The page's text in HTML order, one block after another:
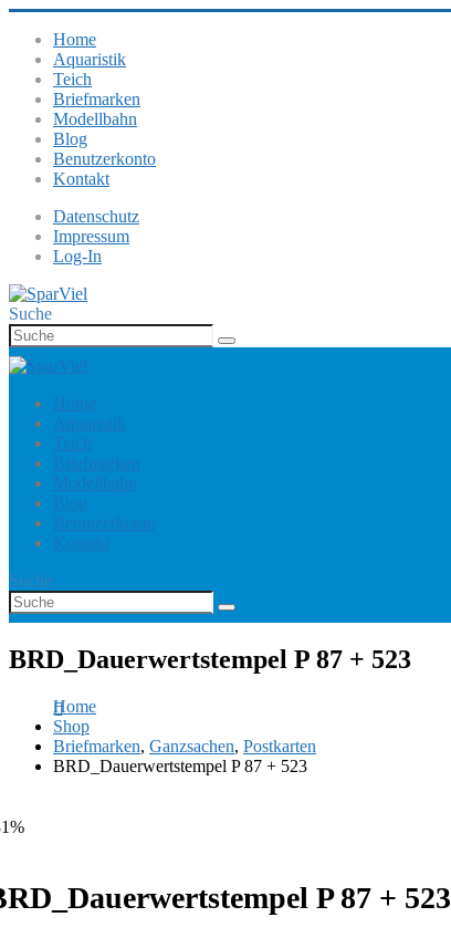
Home
Aquaristik
Teich
Briefmarken
Modellbahn
Blog
Benutzerkonto
Kontakt
Datenschutz
Impressum
Log-In
Suche
Home
Aquaristik
Teich
Briefmarken
Modellbahn
Blog
Benutzerkonto
Kontakt
Suche
BRD_Dauerwertstempel P 87 + 523
Home
Shop
Briefmarken, Ganzsachen, Postkarten
BRD_Dauerwertstempel P 87 + 523
P 87 + 523